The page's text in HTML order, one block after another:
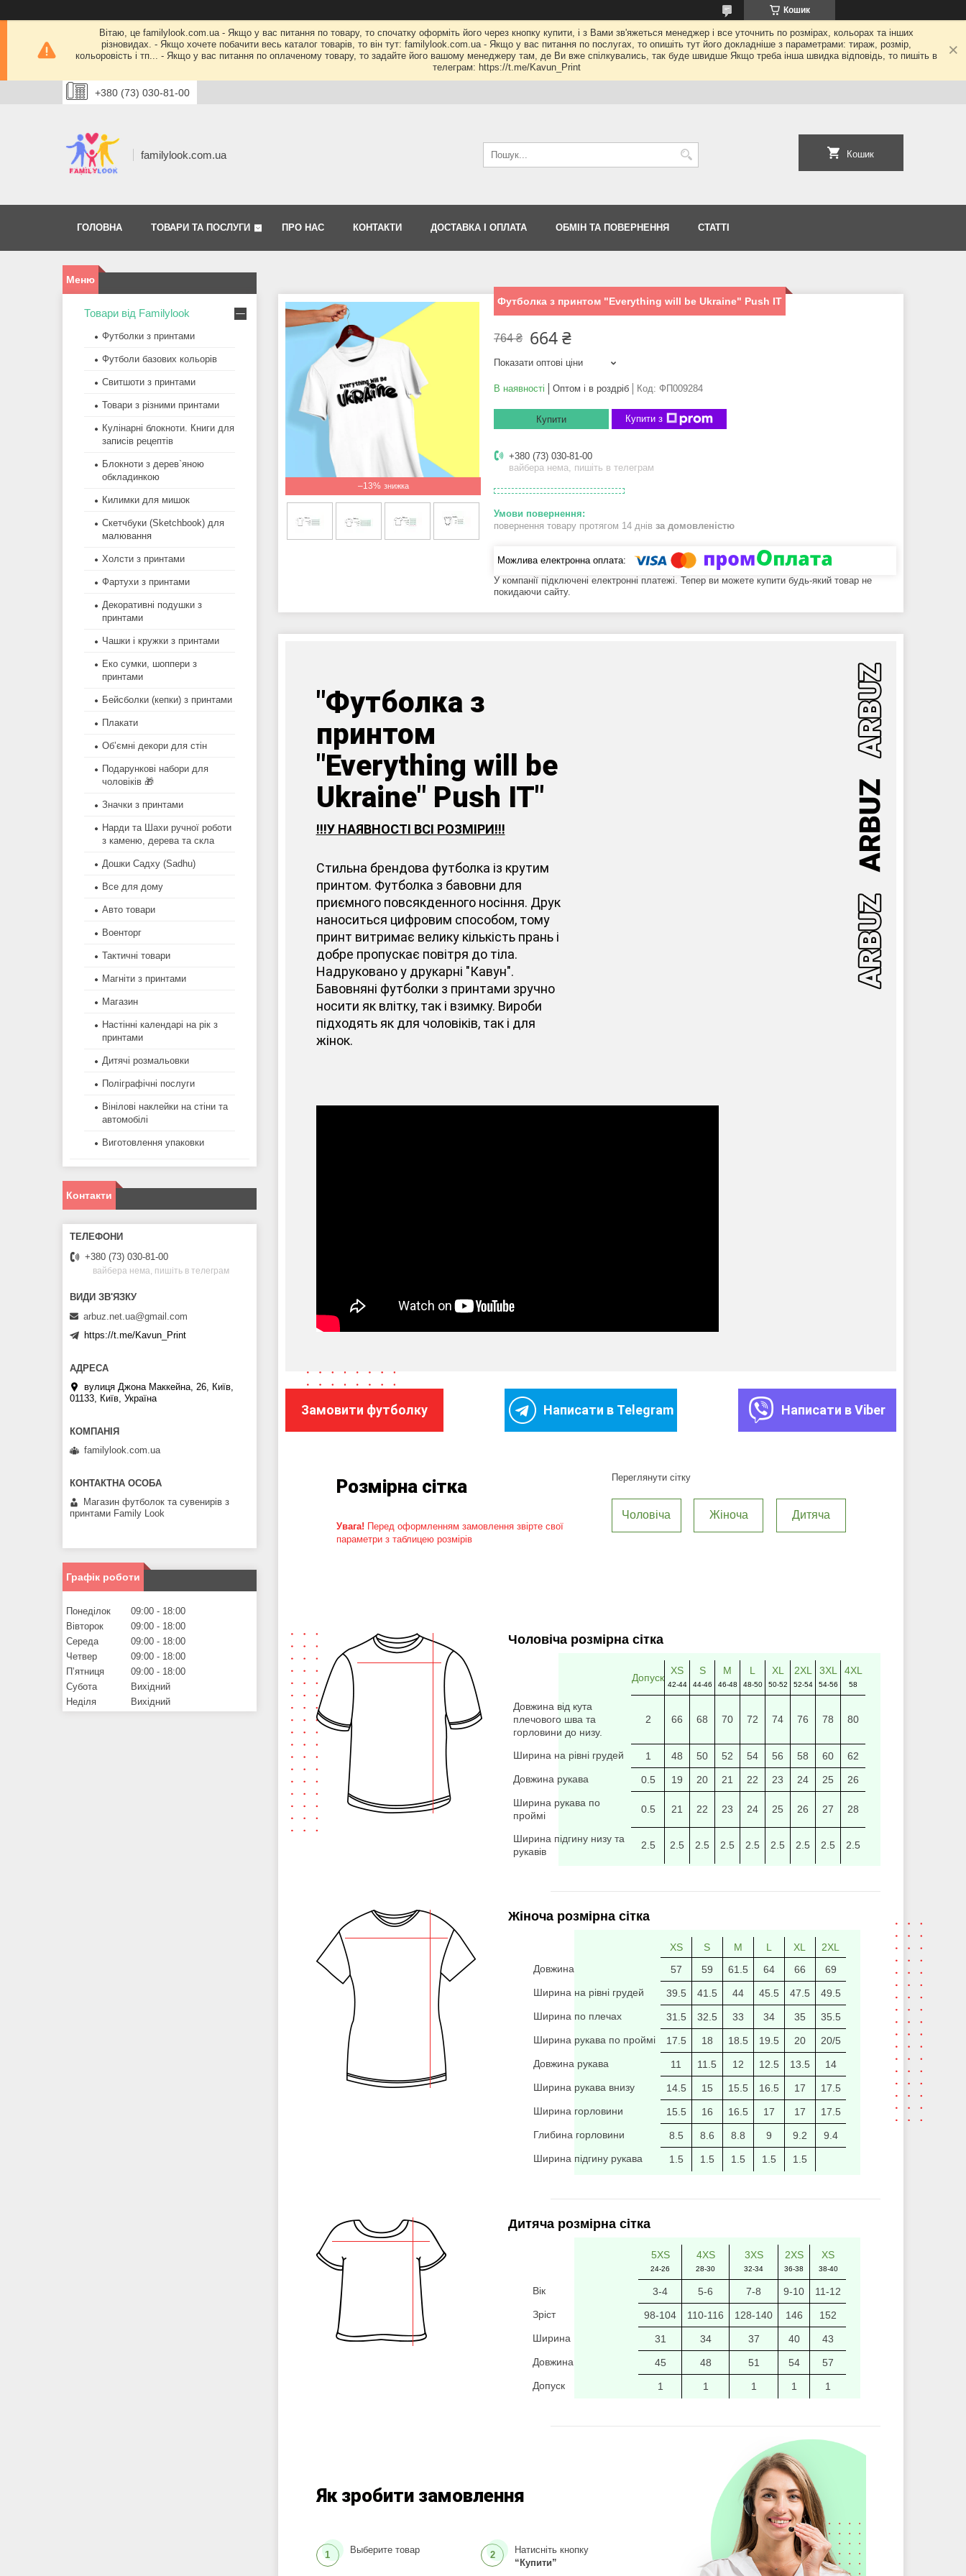
Кошик
Вітаю, це familylook.com.ua - Якщо у вас питання по товару, то спочатку оформіть його через кнопку купити, і з Вами зв'яжеться менеджер і все уточнить по розмірах, кольорах та інших
різновидах. - Якщо хочете побачити весь каталог товарів, то він тут: familylook.com.ua - Якщо у вас питання по послугах, то опишіть тут його докладніше з параметрами: тираж, розмір,
кольоровість і тп... - Якщо у вас питання по оплаченому товару, то задайте його вашому менеджеру там, де Ви вже спілкувались, так буде швидше Якщо треба інша швидка відповідь, то пишіть в
телеграм: https://t.me/Kavun_Print
+380 (73) 030-81-00
familylook.com.ua Кошик
ГОЛОВНА ТОВАРИ ТА ПОСЛУГИ ПРО НАС КОНТАКТИ ДОСТАВКА І ОПЛАТА ОБМІН ТА ПОВЕРНЕННЯ СТАТТІ
–13%
Футболка з принтом "Everything will be Ukraine" Push IT
764 ₴ 664 ₴
Показати оптові ціни
В наявності Оптом і в роздріб Код: ФП009284
Купити Купити з
+380 (73) 030-81-00
вайбера нема, пишіть в телеграм
повернення товару протягом 14 днів за домовленістю
У компанії підключені електронні платежі. Тепер ви можете купити будь-який товар не
покидаючи сайту.
"Футболка з
принтом
"Everything will be
Ukraine" Push IT"
!!!У НАЯВНОСТІ ВСІ РОЗМІРИ!!!
Стильна брендова футболка із крутим
принтом. Футболка з бавовни для
приємного повсякденного носіння. Друк
наноситься цифровим способом, тому
принт витримає велику кількість прань і
добре пропускає повітря до тіла.
Надруковано у друкарні "Кавун".
Бавовняні футболки з принтами зручно
носити як влітку, так і взимку. Вироби
підходять як для чоловіків, так і для
жінок.
Замовити футболку Написати в Telegram Написати в Viber
Розмірна сітка
Увага! Перед оформленням замовлення звірте свої
параметри з таблицею розмірів
Переглянути сітку
Чоловіча Жіноча Дитяча
Чоловіча розмірна сітка
Допуск
XS
42-44
S
44-46
M
46-48
L
48-50
XL
50-52
2XL
52-54
3XL
54-56
4XL
58
Довжина від кута
плечового шва та
горловини до низу.
2 66 68 70 72 74 76 78 80
Ширина на рівні грудей 1 48 50 52 54 56 58 60
62
Довжина рукава
0.5 19 20 21 22 23 24 25
26
Ширина рукава по
проймі
0.5 21 22 23 24 25 26 27 28
Ширина підгину низу та
рукавів
2.5 2.5 2.5 2.5 2.5 2.5 2.5 2.5 2.5
Жіноча розмірна сітка
XS S M L XL
2XL
Довжина
57 59 61.5 64 66
69
Ширина на рівні грудей
39.5 41.5 44 45.5 47.5
49.5
Ширина по плечах
31.5 32.5 33 34 35
35.5
Ширина рукава по проймі
17.5 18 18.5 19.5 20
20/5
Довжина рукава
11 11.5 12 12.5 13.5
14
Ширина рукава внизу
14.5 15 15.5 16.5 17
17.5
Ширина горловини
15.5 16 16.5 17 17
17.5
Глибина горловини
8.5 8.6 8.8 9 9.2
9.4
Ширина підгину рукава
1.5 1.5 1.5 1.5 1.5
Дитяча розмірна сітка
5XS
24-26
4XS
28-30
3XS
32-34
2XS
36-38
XS
38-40
Вік 3-4 5-6 7-8 9-10
11-12
Зріст
98-104 110-116 128-140 146
152
Ширина
31 34 37 40
43
Довжина
45 48 51 54
57
Допуск
1 1 1 1 1
Як зробити замовлення
1 Выберите товар 2
Натисніть кнопку
“Купити”
Товари від Familylook
Футболки з принтами
Футболи базових кольорів
Свитшоти з принтами
Товари з різними принтами
Кулінарні блокноти. Книги для
записів рецептів
Блокноти з дерев`яною
обкладинкою
Килимки для мишок
Скетчбуки (Sketchbook) для
малювання
Холсти з принтами
Фартухи з принтами
Декоративні подушки з
принтами
Чашки і кружки з принтами
Еко сумки, шоппери з
принтами
Бейсболки (кепки) з принтами
Плакати
Об’ємні декори для стін
Подарункові набори для
чоловіків 🎁
Значки з принтами
Нарди та Шахи ручної роботи
з каменю, дерева та скла
Дошки Садху (Sadhu)
Все для дому
Авто товари
Военторг
Тактичні товари
Магніти з принтами
Магазин
Настінні календарі на рік з
принтами
Дитячі розмальовки
Поліграфічні послуги
Вінілові наклейки на стіни та
автомобілі
Виготовлення упаковки
Контакти
+380 (73) 030-81-00
вайбера нема, пишіть в телеграм
arbuz.net.ua@gmail.com
https://t.me/Kavun_Print
вулиця Джона Маккейна, 26, Київ,
01133, Київ, Україна
familylook.com.ua
Магазин футболок та сувенирів з
принтами Family Look
Графік роботи
Понеділок 09:00
18:00
Вівторок
09:00
18:00
Середа
09:00
18:00
Четвер
09:00
18:00
Пʼятниця
09:00
18:00
Субота
Вихідний
Неділя
Вихідний